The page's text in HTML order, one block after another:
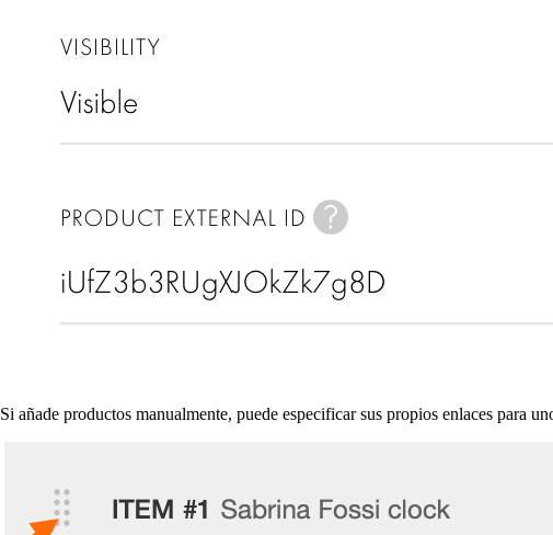
Si añade productos manualmente, puede especificar sus propios enlaces para